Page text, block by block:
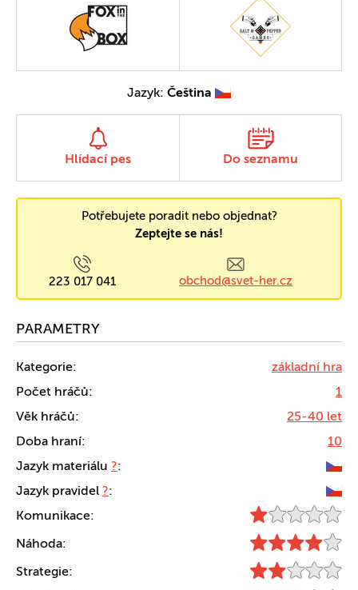
Jazyk: Čeština
Hlídací pes Do seznamu
Potřebujete poradit nebo objednat?
Zeptejte se nás!
223 017 041 obchod@svet-her.cz
PARAMETRY
Kategorie:
základní hra
Počet hráčů:
1
Věk hráčů:
25-40 let
Doba hraní:
10
Jazyk materiálu ?:
Jazyk pravidel ?:
Komunikace:
Náhoda:
Strategie: